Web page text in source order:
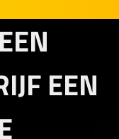
EEN